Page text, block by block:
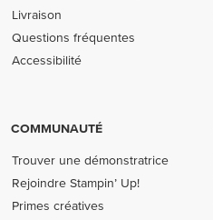
Livraison
Questions fréquentes
Accessibilité
COMMUNAUTÉ
Trouver une démonstratrice
Rejoindre Stampin’ Up!
Primes créatives